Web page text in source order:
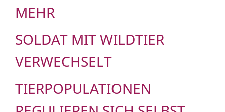
MEHR
SOLDAT MIT WILDTIER
VERWECHSELT
TIERPOPULATIONEN